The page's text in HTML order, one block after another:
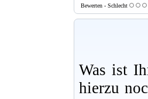
Bewerten - Schlecht
Was ist
hierzu